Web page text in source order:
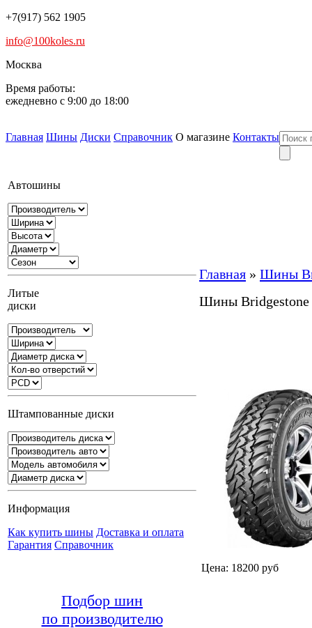
+7(917) 562 1905
info@100koles.ru
Москва
Время работы:
ежедневно с 9:00 до 18:00
Главная Шины Диски Справочник О магазине Контакты
Автошины
Литые
диски
Штампованные диски
Информация
Как купить шины Доставка и оплата
Гарантия Справочник
Подбор шин
по производителю
Главная » Шины
Шины Bridgestone
Цена: 18200 руб